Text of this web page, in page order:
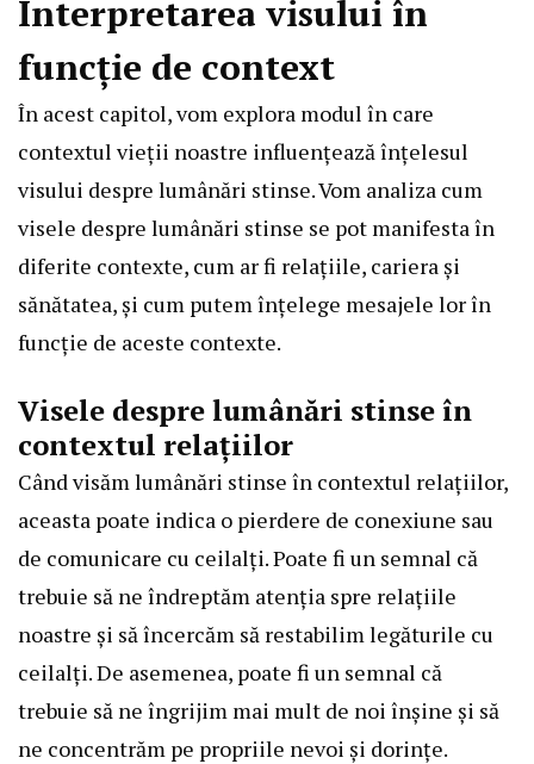
Interpretarea visului în
funcție de context
În acest capitol, vom explora modul în care
contextul vieții noastre influențează înțelesul
visului despre lumânări stinse. Vom analiza cum
visele despre lumânări stinse se pot manifesta în
diferite contexte, cum ar fi relațiile, cariera și
sănătatea, și cum putem înțelege mesajele lor în
funcție de aceste contexte.
Visele despre lumânări stinse în
contextul relațiilor
Când visăm lumânări stinse în contextul relațiilor,
aceasta poate indica o pierdere de conexiune sau
de comunicare cu ceilalți. Poate fi un semnal că
trebuie să ne îndreptăm atenția spre relațiile
noastre și să încercăm să restabilim legăturile cu
ceilalți. De asemenea, poate fi un semnal că
trebuie să ne îngrijim mai mult de noi înșine și să
ne concentrăm pe propriile nevoi și dorințe.